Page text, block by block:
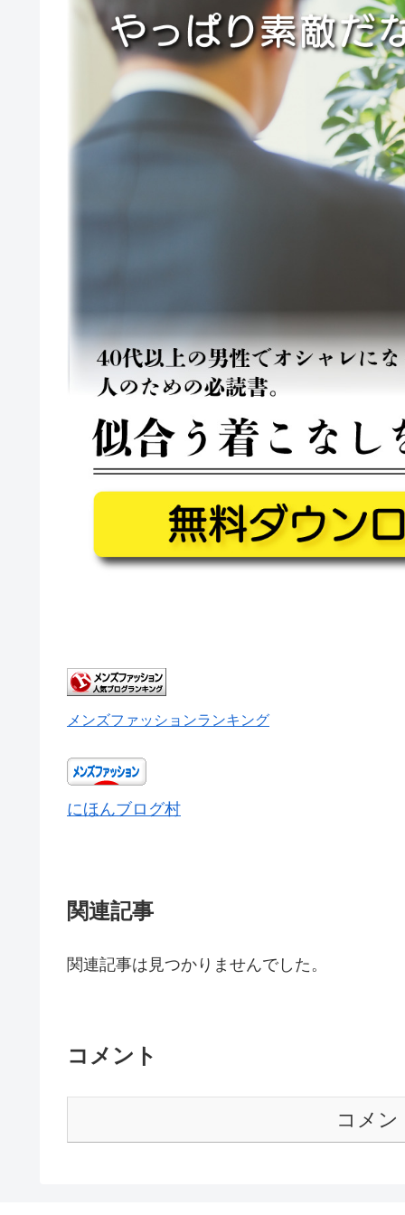
メンズファッションランキング
にほんブログ村
関連記事
関連記事は見つかりませんでした。
コメント
コメン